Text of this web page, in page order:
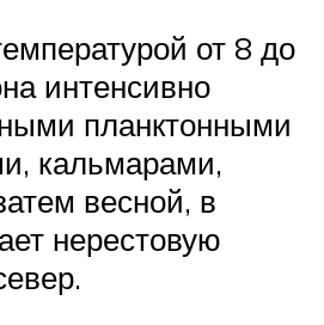
от 8 до
интенсивно
планктонными
кальмарами,
весной, в
нерестовую